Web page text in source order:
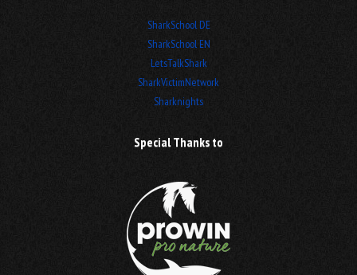
SharkSchool DE
SharkSchool EN
LetsTalkShark
SharkVictimNetwork
Sharknights
Special Thanks to